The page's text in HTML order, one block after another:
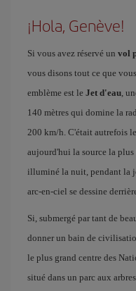
¡Hola, Genève!
Si vous avez réservé un vol
vous disons tout ce que
emblème est le Jet d'eau,
140 mètres qui domine la
200 km/h. C'était autrefois
aujourd'hui la source la
illuminé la nuit, pendant la
arc-en-ciel se dessine
Si, submergé par tant de
donner un bain de
le plus grand centre des
situé dans un parc aux